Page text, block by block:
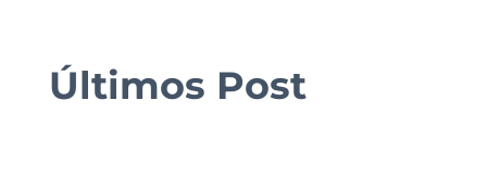
Últimos Post